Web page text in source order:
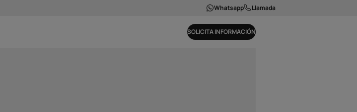
Whatsapp Llamada
SOLICITA INFORMACIÓN